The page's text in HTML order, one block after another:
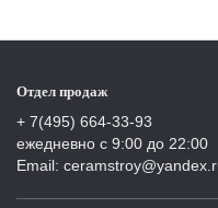
Отдел продаж
+ 7(495) 664-33-93
ежедневно с 9:00 до 22:00
Email: